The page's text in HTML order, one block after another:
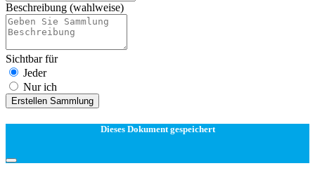
Beschreibung (wahlweise)
Sichtbar für
Jeder
Nur ich
Erstellen Sammlung
Dieses Dokument gespeichert